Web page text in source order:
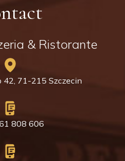
& Ristorante
42, 71-215 Szczecin
808 606